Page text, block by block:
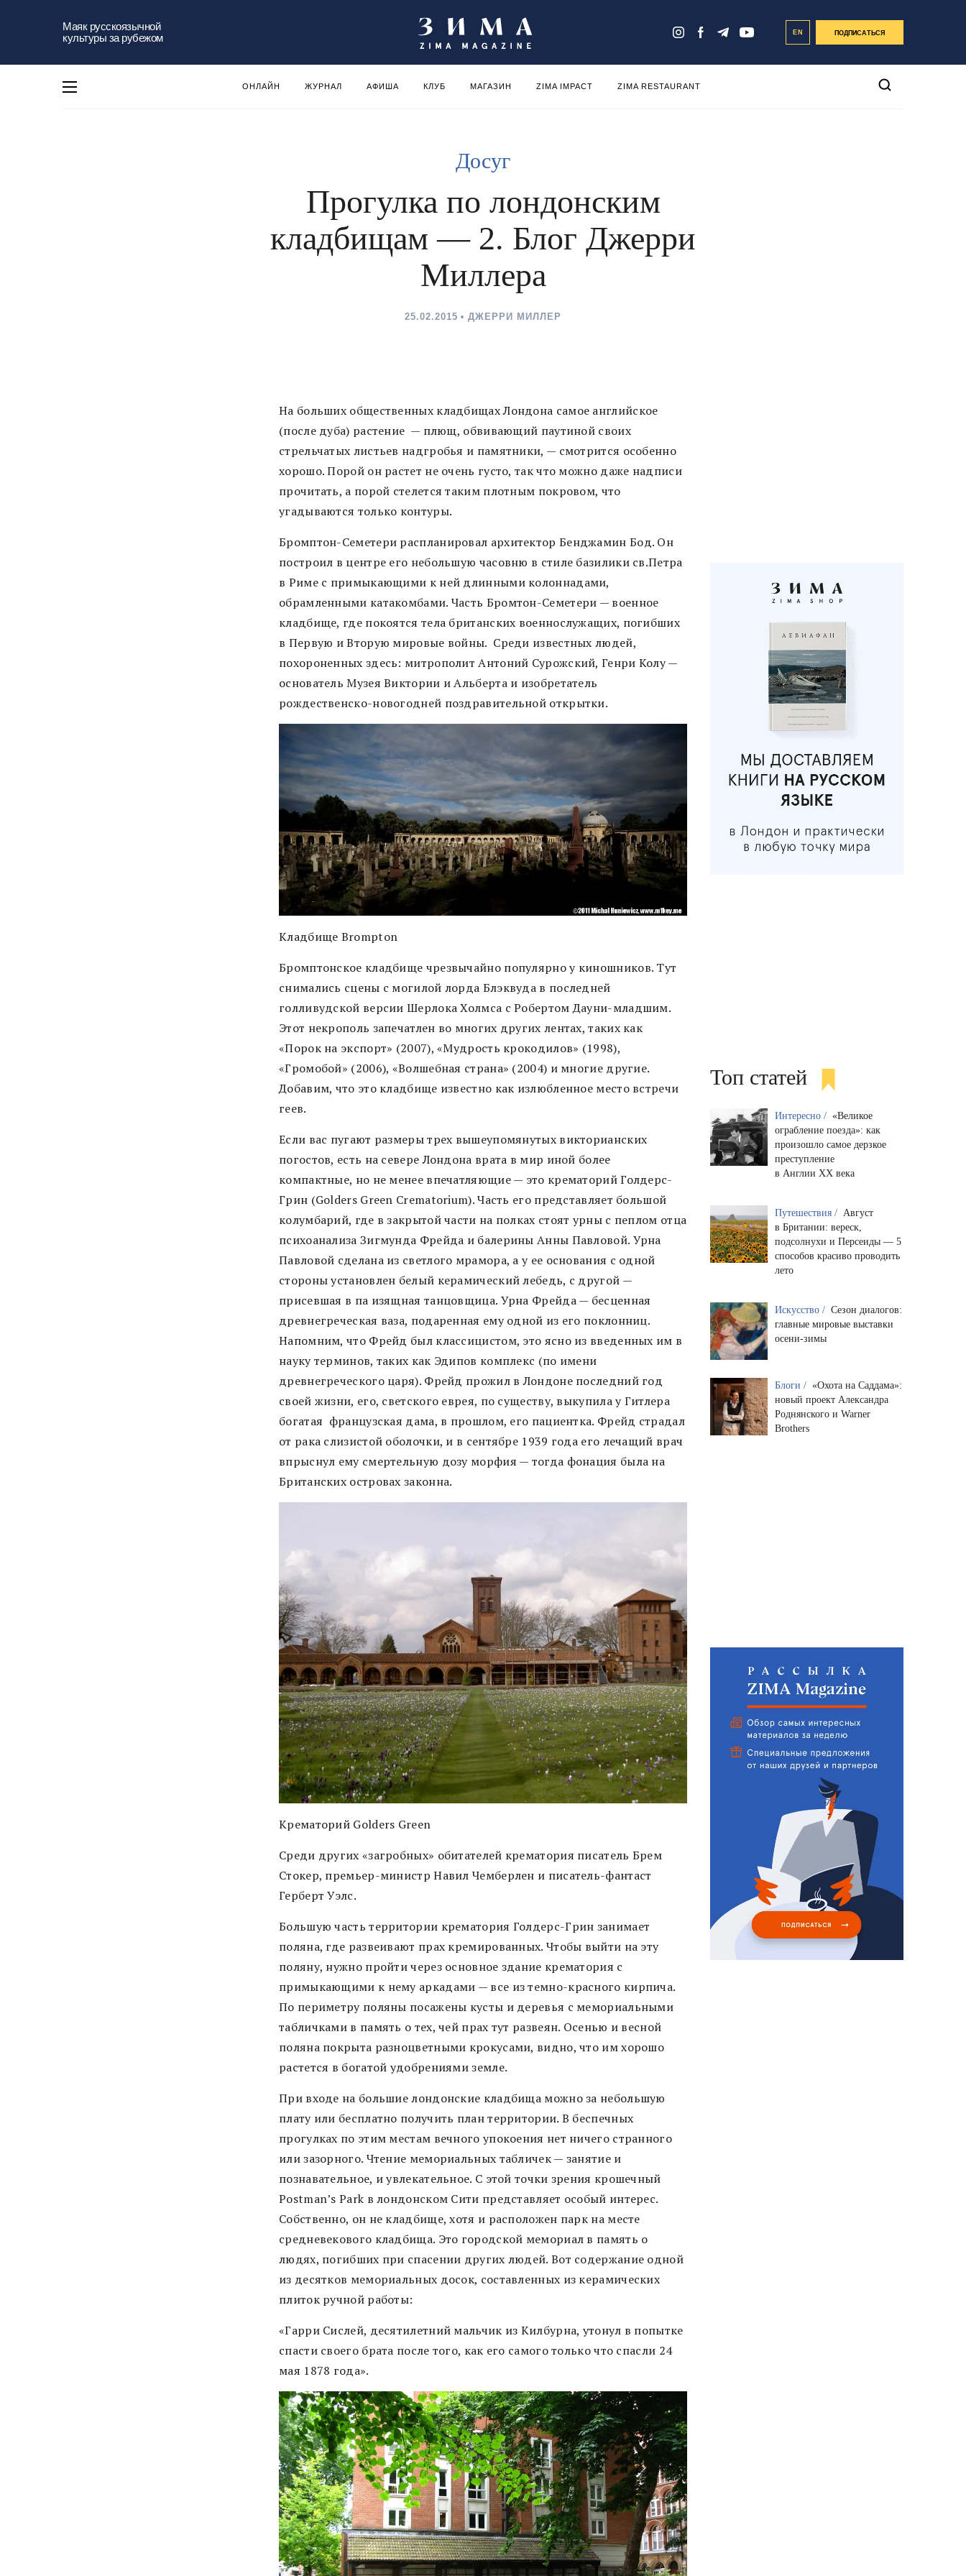
Маяк русскоязычной
культуры за рубежом
EN ПОДПИСАТЬСЯ
ОНЛАЙН ЖУРНАЛ АФИША КЛУБ МАГАЗИН ZIMA IMPACT ZIMA RESTAURANT
Досуг
Прогулка по лондонским
кладбищам — 2. Блог Джерри
Миллера
25.02.2015 ДЖЕРРИ МИЛЛЕР
На больших общественных кладбищах Лондона самое английское
(после дуба) растение — плющ, обвивающий паутиной своих
стрельчатых листьев надгробья и памятники, — смотрится особенно
хорошо. Порой он растет не очень густо, так что можно даже надписи
прочитать, а порой стелется таким плотным покровом, что
угадываются только контуры.
Бромптон-Семетери распланировал архитектор Бенджамин Бод. Он
построил в центре его небольшую часовню в стиле базилики св.Петра
в Риме с примыкающими к ней длинными колоннадами,
обрамленными катакомбами. Часть Бромтон-Семетери — военное
кладбище, где покоятся тела британских военнослужащих, погибших
в Первую и Вторую мировые войны. Среди известных людей,
похороненных здесь: митрополит Антоний Сурожский, Генри Колу —
основатель Музея Виктории и Альберта и изобретатель
рождественско-новогодней поздравительной открытки.
Кладбище Brompton
Бромптонское кладбище чрезвычайно популярно у киношников. Тут
снимались сцены с могилой лорда Блэквуда в последней
голливудской версии Шерлока Холмса с Робертом Дауни-младшим.
Этот некрополь запечатлен во многих других лентах, таких как
«Порок на экспорт» (2007), «Мудрость крокодилов» (1998),
«Громобой» (2006), «Волшебная страна» (2004) и многие другие.
Добавим, что это кладбище известно как излюбленное место встречи
геев.
Если вас пугают размеры трех вышеупомянутых викторианских
погостов, есть на севере Лондона врата в мир иной более
компактные, но не менее впечатляющие — это крематорий Голдерс-
Грин (Golders Green Crematorium). Часть его представляет большой
колумбарий, где в закрытой части на полках стоят урны с пеплом отца
психоанализа Зигмунда Фрейда и балерины Анны Павловой. Урна
Павловой сделана из светлого мрамора, а у ее основания с одной
стороны установлен белый керамический лебедь, с другой —
присевшая в па изящная танцовщица. Урна Фрейда — бесценная
древнегреческая ваза, подаренная ему одной из его поклонниц.
Напомним, что Фрейд был классицистом, это ясно из введенных им в
науку терминов, таких как Эдипов комплекс (по имени
древнегреческого царя). Фрейд прожил в Лондоне последний год
своей жизни, его, светского еврея, по существу, выкупила у Гитлера
богатая французская дама, в прошлом, его пациентка. Фрейд страдал
от рака слизистой оболочки, и в сентябре 1939 года его лечащий врач
впрыснул ему смертельную дозу морфия — тогда фонация была на
Британских островах законна.
Крематорий Golders Green
Среди других «загробных» обитателей крематория писатель Брем
Стокер, премьер-министр Навил Чемберлен и писатель-фантаст
Герберт Уэлс.
Большую часть территории крематория Голдерс-Грин занимает
поляна, где развеивают прах кремированных. Чтобы выйти на эту
поляну, нужно пройти через основное здание крематория с
примыкающими к нему аркадами — все из темно-красного кирпича.
По периметру поляны посажены кусты и деревья с мемориальными
табличками в память о тех, чей прах тут развеян. Осенью и весной
поляна покрыта разноцветными крокусами, видно, что им хорошо
растется в богатой удобрениями земле.
При входе на большие лондонские кладбища можно за небольшую
плату или бесплатно получить план территории. В беспечных
прогулках по этим местам вечного упокоения нет ничего странного
или зазорного. Чтение мемориальных табличек — занятие и
познавательное, и увлекательное. С этой точки зрения крошечный
Postman’s Park в лондонском Сити представляет особый интерес.
Собственно, он не кладбище, хотя и расположен парк на месте
средневекового кладбища. Это городской мемориал в память о
людях, погибших при спасении других людей. Вот содержание одной
из десятков мемориальных досок, составленных из керамических
плиток ручной работы:
«Гарри Сислей, десятилетний мальчик из Килбурна, утонул в попытке
спасти своего брата после того, как его самого только что спасли 24
мая 1878 года».
Топ статей
Интересно / «Великое
ограбление поезда»: как
произошло самое дерзкое
преступление
в Англии XX века
Путешествия / Август
в Британии: вереск,
подсолнухи и Персеиды — 5
способов красиво проводить
лето
Искусство / Сезон диалогов:
главные мировые выставки
осени-зимы
Блоги / «Охота на Саддама»:
новый проект Александра
Роднянского и Warner
Brothers